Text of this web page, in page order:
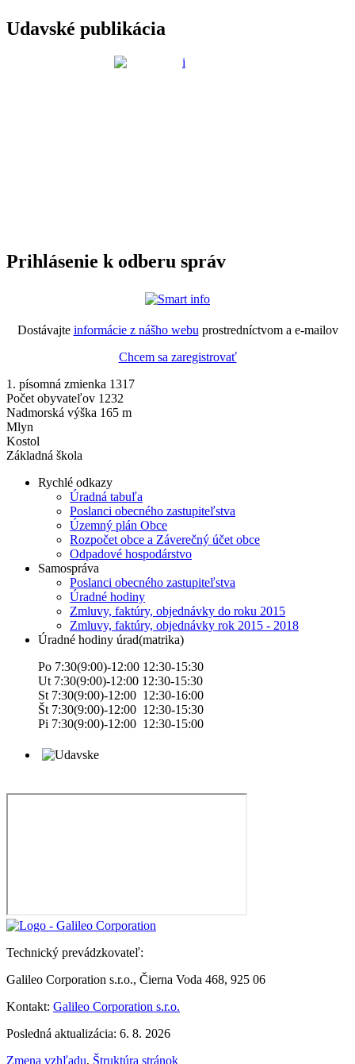
Udavské publikácia
Prihlásenie k odberu správ
Dostávajte informácie z nášho webu prostredníctvom a e-mailov
Chcem sa zaregistrovať
1. písomná zmienka 1317
Počet obyvateľov 1232
Nadmorská výška 165 m
Mlyn
Kostol
Základná škola
Rychlé odkazy
Úradná tabuľa
Poslanci obecného zastupiteľstva
Územný plán Obce
Rozpočet obce a Záverečný účet obce
Odpadové hospodárstvo
Samospráva
Poslanci obecného zastupiteľstva
Úradné hodiny
Zmluvy, faktúry, objednávky do roku 2015
Zmluvy, faktúry, objednávky rok 2015 - 2018
Úradné hodiny úrad(matrika)
Po 7:30(9:00)-12:00 12:30-15:30
Ut 7:30(9:00)-12:00 12:30-15:30
St 7:30(9:00)-12:00 12:30-16:00
Št 7:30(9:00)-12:00 12:30-15:30
Pi 7:30(9:00)-12:00 12:30-15:00
Technický prevádzkovateľ:
Galileo Corporation s.r.o., Čierna Voda 468, 925 06
Kontakt: Galileo Corporation s.r.o.
Posledná aktualizácia: 6. 8. 2026
Zmena vzhľadu, Štruktúra stránok